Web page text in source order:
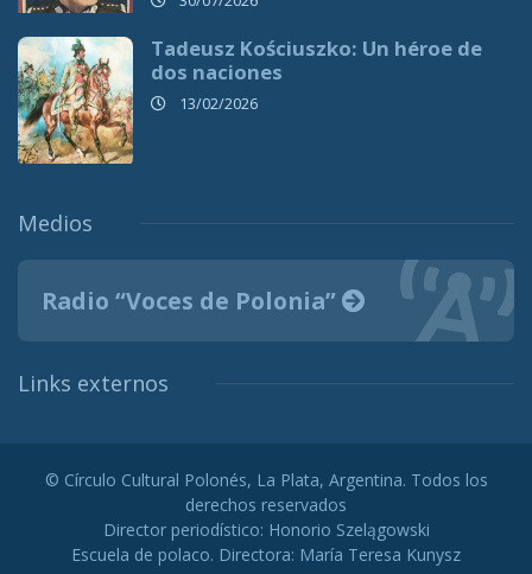
Tadeusz Kościuszko: Un héroe de
dos naciones
13/02/2026
Medios
Radio “Voces de Polonia”
Links externos
© Círculo Cultural Polonés, La Plata, Argentina. Todos los
derechos reservados
Director periodístico: Honorio Szelągowski
Escuela de polaco. Directora: María Teresa Kunysz